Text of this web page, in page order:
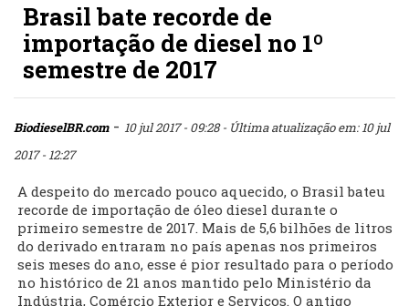
Brasil bate recorde de
importação de diesel no 1º
semestre de 2017
BiodieselBR.com- 10 jul 2017 - 09:28- Última atualização em: 10 jul
2017 - 12:27
A despeito do mercado pouco aquecido, o Brasil bateu
recorde de importação de óleo diesel durante o
primeiro semestre de 2017. Mais de 5,6 bilhões de litros
do derivado entraram no país apenas nos primeiros
seis meses do ano, esse é pior resultado para o período
no histórico de 21 anos mantido pelo Ministério da
Indústria, Comércio Exterior e Serviços. O antigo